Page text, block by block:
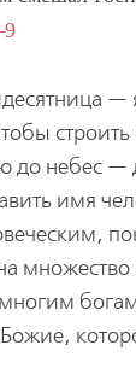
—
до небес —
имя